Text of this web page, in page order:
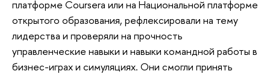
платформе Coursera или на Национальной платформе
открытого образования, рефлексировали на тему
лидерства и проверяли на прочность
управленческие навыки и навыки командной работы в
бизнес-играх и симуляциях. Они смогли принять